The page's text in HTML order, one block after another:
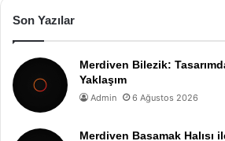
Son Yazılar
Merdiven Bilezik:
Yaklaşım
Admin 6 Ağustos 2026
Merdiven Basamak Halısı